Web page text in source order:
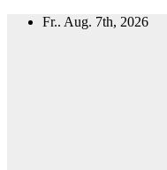
Zum
Fr.. Aug. 7th, 2026